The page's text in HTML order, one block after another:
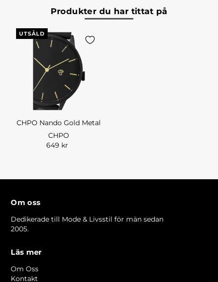
Produkter du har tittat på
UTSÅLD
CHPO Nando Gold Metal
CHPO
649 kr
Om oss
Dedikerade till Mode & Livsstil för män sedan
2005.
Läs mer
Om Oss
Kontakt